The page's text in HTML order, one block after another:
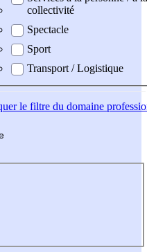
collectivité
Spectacle
Sport
Transport / Logistique
le filtre du domaine